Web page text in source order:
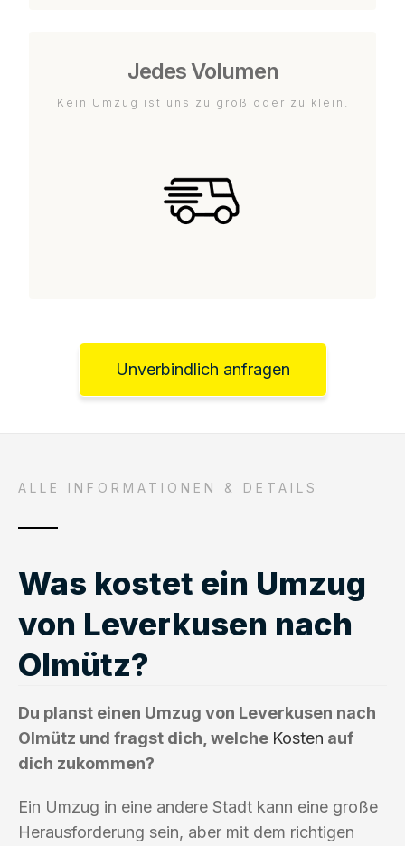
Jedes Volumen
Kein Umzug ist uns zu groß oder zu klein.
Unverbindlich anfragen
ALLE INFORMATIONEN & DETAILS
Was kostet ein Umzug
von Leverkusen nach
Olmütz?
Du planst einen Umzug von Leverkusen nach
Olmütz und fragst dich, welche Kosten auf
dich zukommen?
Ein Umzug in eine andere Stadt kann eine große
Herausforderung sein, aber mit dem richtigen